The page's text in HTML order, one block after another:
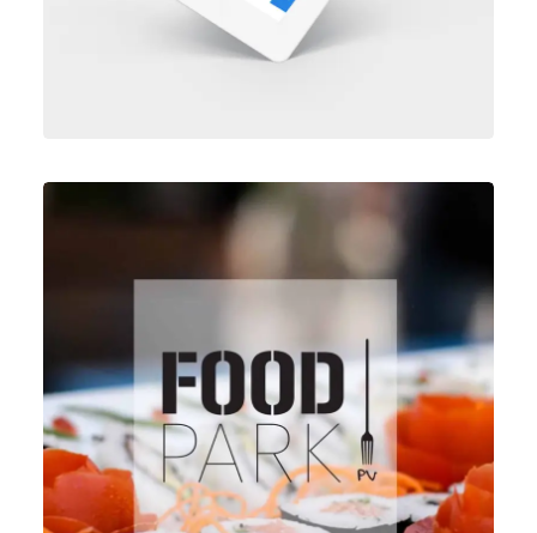
Vídeo & Post Producción Fotografía